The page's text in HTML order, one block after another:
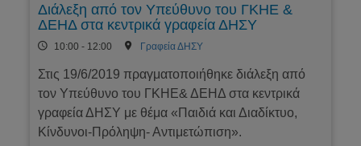
Διάλεξη από τον Υπεύθυνο του ΓΚΗΕ &
ΔΕΗΔ στα κεντρικά γραφεία ΔΗΣΥ
10:00 - 12:00 Γραφεία ΔΗΣΥ
Στις 19/6/2019 πραγματοποιήθηκε διάλεξη από
τον Υπεύθυνο του ΓΚΗΕ& ΔΕΗΔ στα κεντρικά
γραφεία ΔΗΣΥ με θέμα «Παιδιά και Διαδίκτυο,
Κίνδυνοι-Πρόληψη- Αντιμετώπιση».